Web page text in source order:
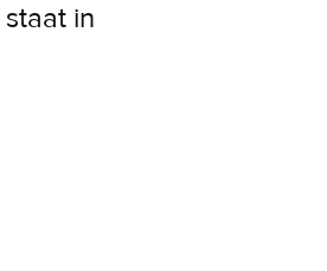
staat in